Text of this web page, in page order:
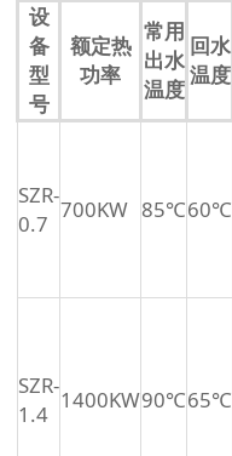
设
备
型
号
额定热
功率
常用
出水
温度
回水
温度
SZR-
0.7
700KW 85℃60℃
SZR-
1.4
1400KW90℃65℃